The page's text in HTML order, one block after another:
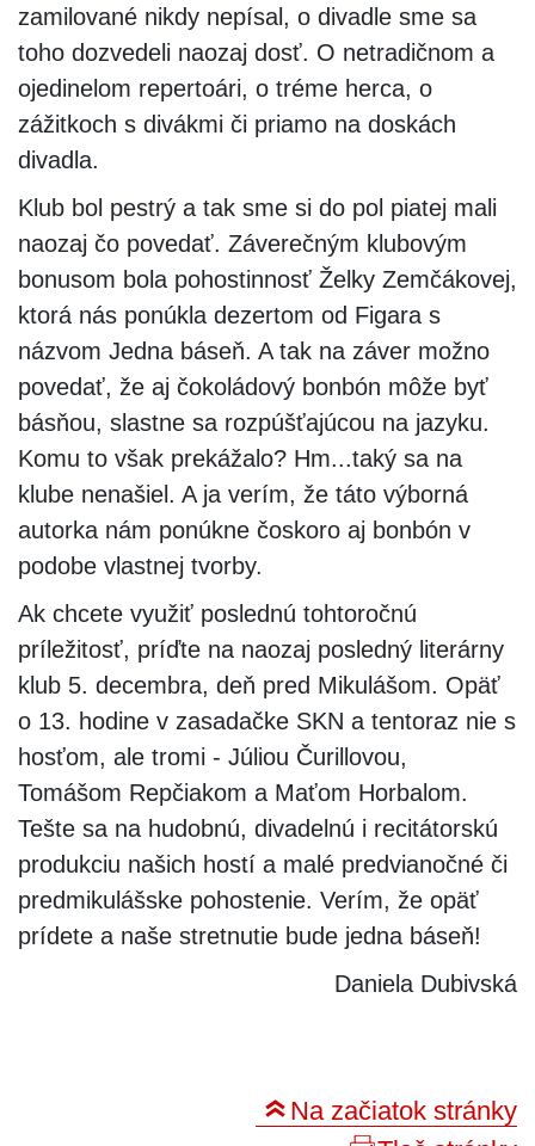
zamilované nikdy nepísal, o divadle sme sa
toho dozvedeli naozaj dosť. O netradičnom a
ojedinelom repertoári, o tréme herca, o
zážitkoch s divákmi či priamo na doskách
divadla.
Klub bol pestrý a tak sme si do pol piatej mali
naozaj čo povedať. Záverečným klubovým
bonusom bola pohostinnosť Želky Zemčákovej,
ktorá nás ponúkla dezertom od Figara s
názvom Jedna báseň. A tak na záver možno
povedať, že aj čokoládový bonbón môže byť
básňou, slastne sa rozpúšťajúcou na jazyku.
Komu to však prekážalo? Hm...taký sa na
klube nenašiel. A ja verím, že táto výborná
autorka nám ponúkne čoskoro aj bonbón v
podobe vlastnej tvorby.
Ak chcete využiť poslednú tohtoročnú
príležitosť, príďte na naozaj posledný literárny
klub 5. decembra, deň pred Mikulášom. Opäť
o 13. hodine v zasadačke SKN a tentoraz nie s
hosťom, ale tromi - Júliou Čurillovou,
Tomášom Repčiakom a Maťom Horbalom.
Tešte sa na hudobnú, divadelnú i recitátorskú
produkciu našich hostí a malé predvianočné či
predmikulášske pohostenie. Verím, že opäť
prídete a naše stretnutie bude jedna báseň!
Daniela Dubivská
Na začiatok stránky